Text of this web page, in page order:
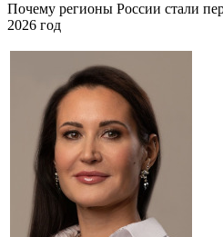
Почему регионы России стали
2026 год